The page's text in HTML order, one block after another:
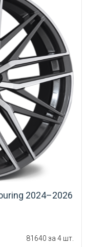
2024–2026
81640 за 4 шт.